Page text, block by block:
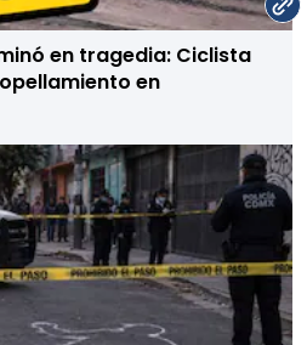
en tragedia: Ciclista
en